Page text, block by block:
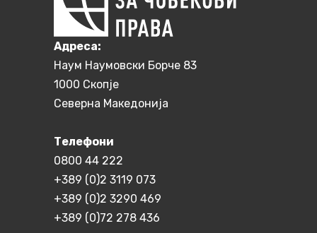
Aдреса:
Наум Наумовски Борче 83
1000 Скопје
Северна Македонија
Телефони
0800 44 222
+389 (0)2 3119 073
+389 (0)2 3290 469
+389 (0)72 278 436